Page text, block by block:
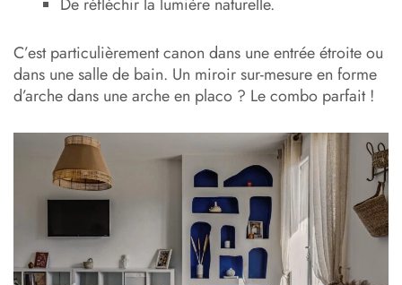
De réfléchir la lumière naturelle.
C’est particulièrement canon dans une entrée étroite ou
dans une salle de bain. Un miroir sur-mesure en forme
d’arche dans une arche en placo ? Le combo parfait !